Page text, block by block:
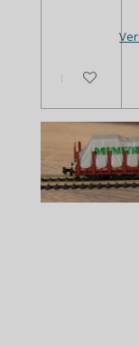
In den